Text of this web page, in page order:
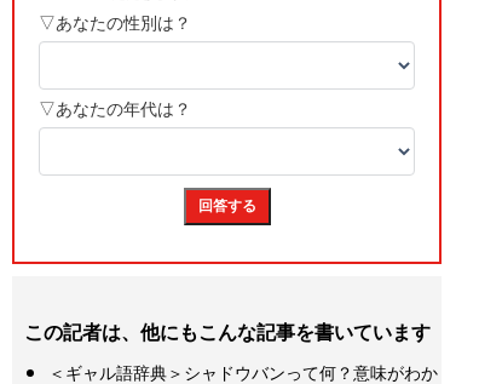
この記者は、他にもこんな記事を書いています
＜ギャル語辞典＞シャドウバンって何？意味がわか